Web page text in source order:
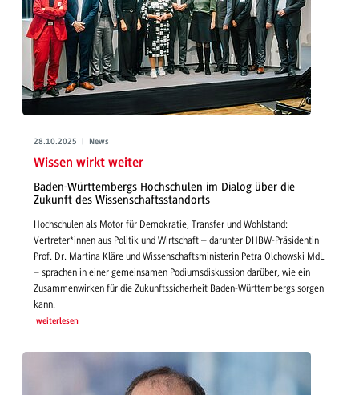
28.10.2025 | News
Wissen wirkt weiter
Baden-Württembergs Hochschulen im Dialog über die
Zukunft des Wissenschaftsstandorts
Hochschulen als Motor für Demokratie, Transfer und Wohlstand:
Vertreter*innen aus Politik und Wirtschaft – darunter DHBW-Präsidentin
Prof. Dr. Martina Kläre und Wissenschaftsministerin Petra Olchowski MdL
– sprachen in einer gemeinsamen Podiumsdiskussion darüber, wie ein
Zusammenwirken für die Zukunftssicherheit Baden-Württembergs sorgen
kann.
weiterlesen